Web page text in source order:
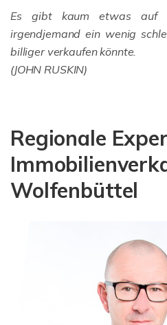
Es gibt kaum etwas auf
irgendjemand ein wenig
billiger verkaufen könnte.
(JOHN RUSKIN)
Regionale
Wolfenbüttel